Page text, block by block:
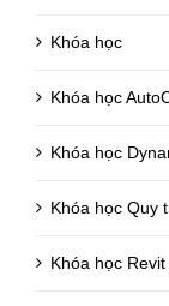
Khóa học
Khóa học
Khóa học
Khóa học Quy
Khóa học